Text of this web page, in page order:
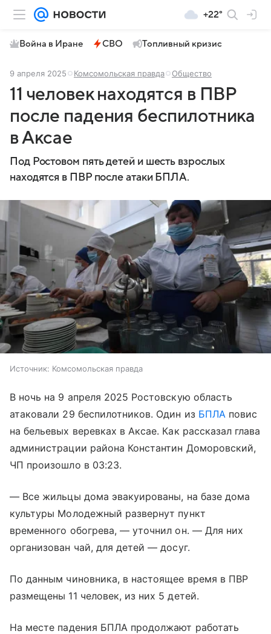
+22°
Война в Иране СВО Топливный кризис
9 апреля 2025 Комсомольская правда Общество
11 человек находятся в ПВР
после падения беспилотника
в Аксае
Под Ростовом пять детей и шесть взрослых
находятся в ПВР после атаки БПЛА.
Источник: Комсомольская правда
В ночь на 9 апреля 2025 Ростовскую область
атаковали 29 беспилотников. Один из БПЛА повис
на бельевых веревках в Аксае. Как рассказал глава
администрации района Константин Доморовский,
ЧП произошло в 03:23.
— Все жильцы дома эвакуированы, на базе дома
культуры Молодежный развернут пункт
временного обогрева, — уточнил он. — Для них
организован чай, для детей — досуг.
По данным чиновника, в настоящее время в ПВР
размещены 11 человек, из них 5 детей.
На месте падения БПЛА продолжают работать